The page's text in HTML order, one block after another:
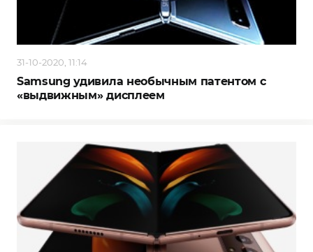
31-10-2020, 11:14
Samsung удивила необычным патентом с
«выдвижным» дисплеем